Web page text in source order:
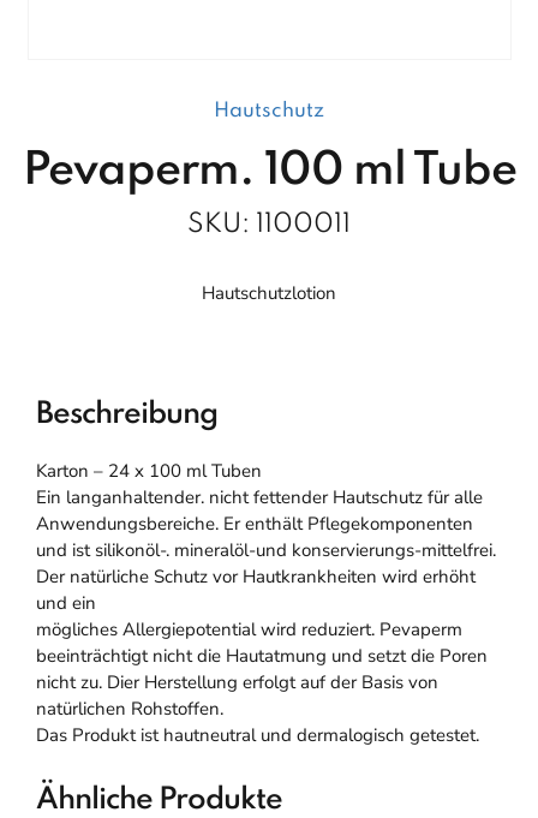
Hautschutz
Pevaperm. 100 ml Tube
SKU: 1100011
Hautschutzlotion
Beschreibung
Karton – 24 x 100 ml Tuben
Ein langanhaltender. nicht fettender Hautschutz für alle
Anwendungsbereiche. Er enthält Pflegekomponenten
und ist silikonöl-. mineralöl-und konservierungs-mittelfrei.
Der natürliche Schutz vor Hautkrankheiten wird erhöht
und ein
mögliches Allergiepotential wird reduziert. Pevaperm
beeinträchtigt nicht die Hautatmung und setzt die Poren
nicht zu. Dier Herstellung erfolgt auf der Basis von
natürlichen Rohstoffen.
Das Produkt ist hautneutral und dermalogisch getestet.
Ähnliche Produkte